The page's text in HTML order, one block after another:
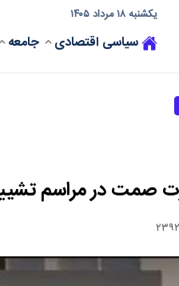
یکشنبه ۱۸ مرداد ۱۴۰۵
سیاسی اقتصادی جامعه
صمت در مراسم